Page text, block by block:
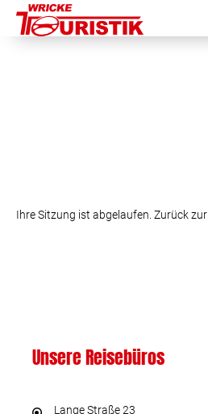
Ihre Sitzung ist abgelaufen. Zurück zur
Unsere Reisebüros
Lange Straße 23